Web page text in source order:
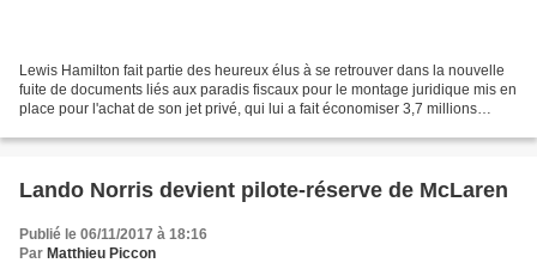
Lewis Hamilton fait partie des heureux élus à se retrouver dans la nouvelle
fuite de documents liés aux paradis fiscaux pour le montage juridique mis en
place pour l'achat de son jet privé, qui lui a fait économiser 3,7 millions
Lando Norris devient pilote-réserve de McLaren
Publié le 06/11/2017 à 18:16
Par Matthieu Piccon